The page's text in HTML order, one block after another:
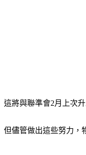
這將與聯準會2月上次
但儘管做出這些努力，